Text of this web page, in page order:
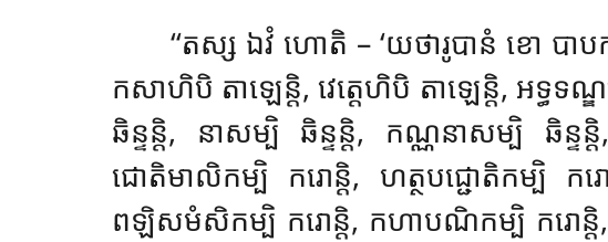
‘‘តស្ស ឯវំហោតិ – ‘យថារូបានំ ខោ បាបក
កសាហិបិ តាឡេន្តិ, វេត្តេហិបិ តាឡេន្តិ, អទ្ធទណ្
ឆិន្ទន្តិ, នាសម្បិ ឆិន្ទន្តិ, កណ្ណនាសម្បិ ឆិន្ទ
ជោតិមាលិកម្បិ ករោន្តិ, ហត្ថបជ្ជោតិកម្បិ ករ
ពឡិសមំសិកម្បិ ករោន្តិ, កហាបណិកម្បិ ករោន្តិ,